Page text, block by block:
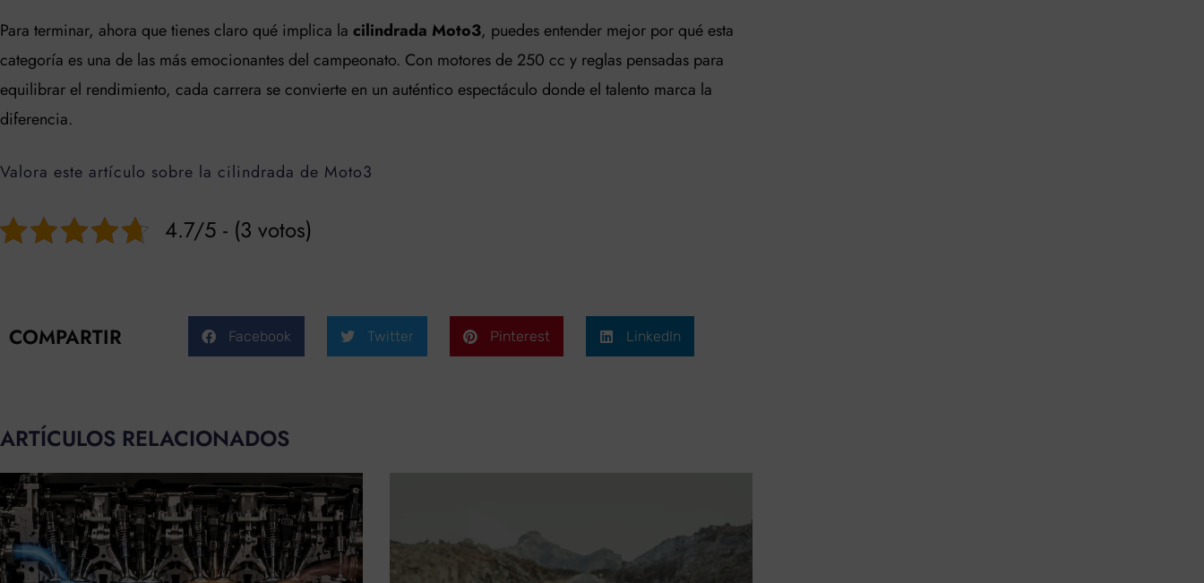
Para terminar, ahora que tienes claro qué implica la cilindrada Moto3, puedes entender mejor por qué esta
categoría es una de las más emocionantes del campeonato. Con motores de 250 cc y reglas pensadas para
equilibrar el rendimiento, cada carrera se convierte en un auténtico espectáculo donde el talento marca la
diferencia.
Valora este artículo sobre la cilindrada de Moto3
4.7/5 - (3 votos)
COMPARTIR Facebook Twitter Pinterest LinkedIn
ARTÍCULOS RELACIONADOS